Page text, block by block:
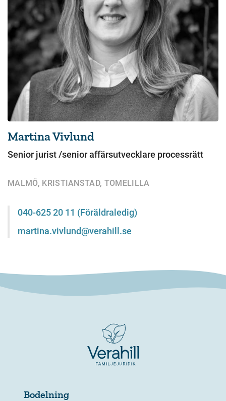
Martina Vivlund
Senior jurist /senior affärsutvecklare processrätt
MALMÖ, KRISTIANSTAD, TOMELILLA
040-625 20 11 (Föräldraledig)
martina.vivlund@verahill.se
Bodelning